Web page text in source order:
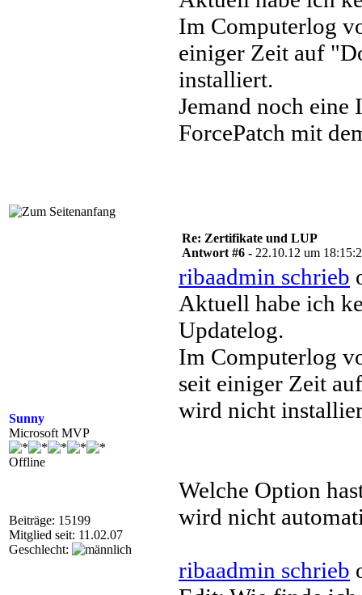
Im Computerlog
einiger Zeit auf
installiert.
Jemand noch eine
ForcePatch mit
Sunny
Microsoft MVP
Offline
Beiträge: 15199
Mitglied seit: 11.02.07
Geschlecht:
Re: Zertifikate und LUP
Antwort #6 - 22.10.12 um
ribaadmin schrieb
Aktuell habe ich
Updatelog.
Im Computerlog
seit einiger Zeit
wird nicht
Welche Option
wird nicht
ribaadmin schrieb